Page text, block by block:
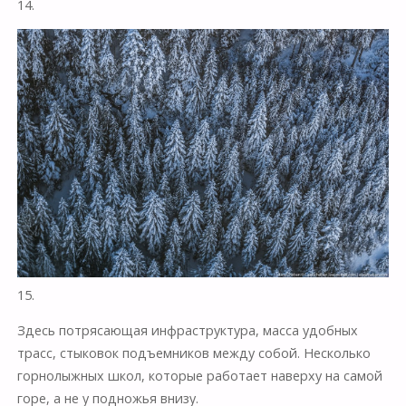
14.
15.
Здесь потрясающая инфраструктура, масса удобных
трасс, стыковок подъемников между собой. Несколько
горнолыжных школ, которые работает наверху на самой
горе, а не у подножья внизу.